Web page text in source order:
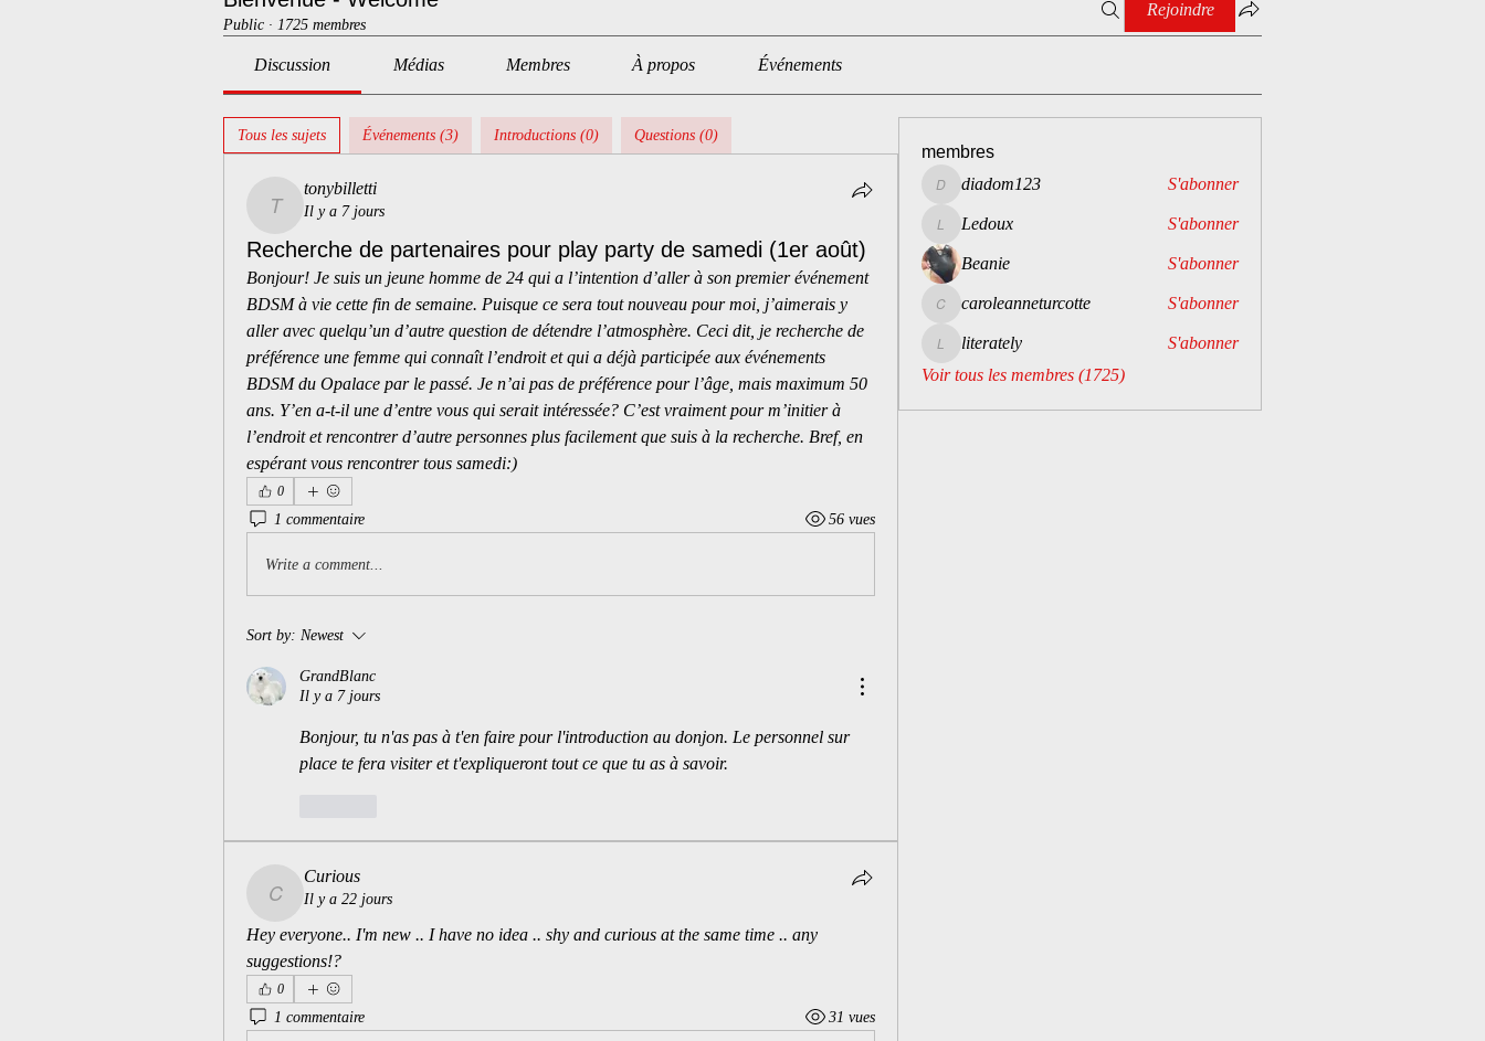
Public · 1725 membres
Rejoindre
Discussion Médias Membres À propos Événements
Tous les sujets Événements (3) Introductions (0) Questions (0)
tonybilletti
tonybilletti
Il y a 7 jours
Recherche de partenaires pour play party de samedi (1er août)
Bonjour! Je suis un jeune homme de 24 qui a l’intention d’aller à son premier événement
BDSM à vie cette fin de semaine. Puisque ce sera tout nouveau pour moi, j’aimerais y
aller avec quelqu’un d’autre question de détendre l’atmosphère. Ceci dit, je recherche de
préférence une femme qui connaît l’endroit et qui a déjà participée aux événements
BDSM du Opalace par le passé. Je n’ai pas de préférence pour l’âge, mais maximum 50
ans. Y’en a-t-il une d’entre vous qui serait intéressée? C’est vraiment pour m’initier à
l’endroit et rencontrer d’autre personnes plus facilement que suis à la recherche. Bref, en
espérant vous rencontrer tous samedi:)
0
1 commentaire 56 vues
Write a comment...
Sort by: Newest
GrandBlanc
Il y a 7 jours
Bonjour, tu n'as pas à t'en faire pour l'introduction au donjon. Le personnel sur
place te fera visiter et t'expliqueront tout ce que tu as à savoir.
Curious
Curious
Il y a 22 jours
Hey everyone.. I'm new .. I have no idea .. shy and curious at the same time .. any
suggestions!?
0
1 commentaire 31 vues
membres
diadom123 S'abonner
Ledoux S'abonner
Beanie S'abonner
caroleanneturcotte S'abonner
literately
S'abonner
Voir tous les membres (1725)